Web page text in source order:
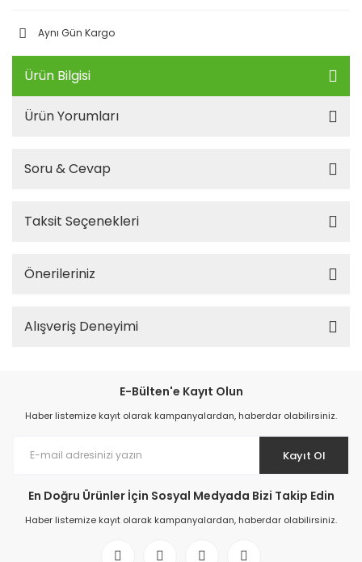
Aynı Gün Kargo
Ürün Bilgisi
Ürün Yorumları
Soru & Cevap
Taksit Seçenekleri
Önerileriniz
Alışveriş Deneyimi
E-Bülten'e Kayıt Olun
Haber listemize kayıt olarak kampanyalardan, haberdar olabilirsiniz.
Kayıt Ol
En Doğru Ürünler İçin Sosyal Medyada Bizi Takip Edin
Haber listemize kayıt olarak kampanyalardan, haberdar olabilirsiniz.